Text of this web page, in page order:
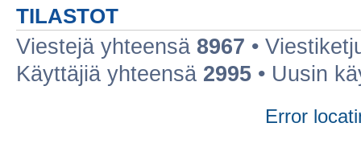
TILASTOT
Viestejä yhteensä 8967 •
Käyttäjiä yhteensä 2995 • Uusin
Error